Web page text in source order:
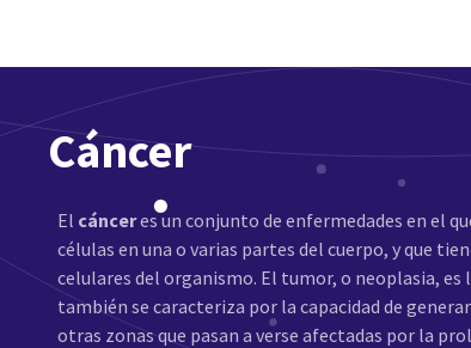
Cáncer
El cánceres un conjunto de enfermedades en el
células en una o varias partes del cuerpo, y que
celulares del organismo. El tumor, o neoplasia,
también se caracteriza por la capacidad de
otras zonas que pasan a verse afectadas por la